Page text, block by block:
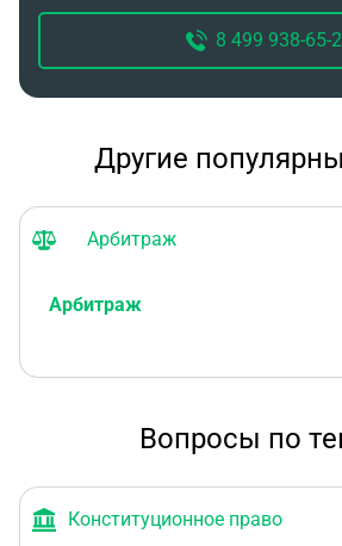
8 499 938-65-
Другие
Арбитраж
Арбитраж
Вопросы по
Конституционное право